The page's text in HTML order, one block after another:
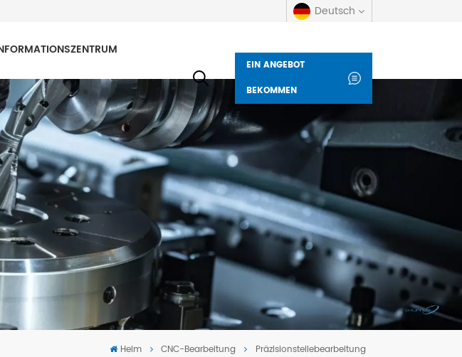
Deutsch
русский
español
العربية
Deutsch
italiano
français
Indonesia
EIN ANGEBOT
BEKOMMEN
Heim CNC-Bearbeitung Präzisionsteilebearbeitung